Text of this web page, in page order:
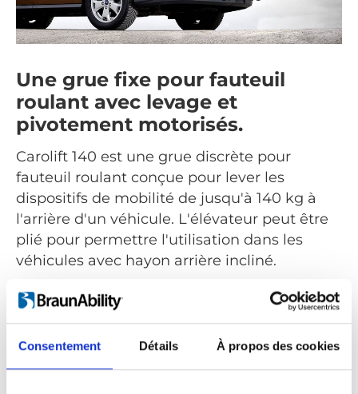
Consentement Détails À propos des cookies
Une grue fixe pour fauteuil
roulant avec levage et
pivotement motorisés.
Carolift 140 est une grue discrète pour
fauteuil roulant conçue pour lever les
dispositifs de mobilité de jusqu'à 140 kg à
l'arrière d'un véhicule. L'élévateur peut être
plié pour permettre l'utilisation dans les
véhicules avec hayon arrière incliné.
Tous les mouvements tels que le levage et le
pivot sont alimentés et commandés via la
commande manuelle. Le Carolift 140 peut
être installé dans de nombreux véhicules